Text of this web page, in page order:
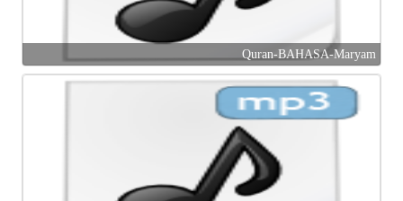
Quran-BAHASA-Maryam